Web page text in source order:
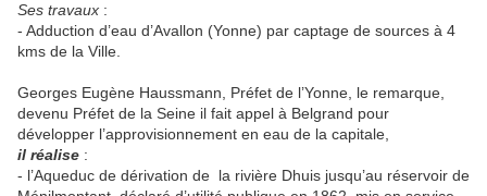
Ses travaux :
- Adduction d’eau d’Avallon (Yonne) par captage de sources à 4
kms de la Ville.
Georges Eugène Haussmann, Préfet de l’Yonne, le remarque,
devenu Préfet de la Seine il fait appel à Belgrand pour
développer l’approvisionnement en eau de la capitale,
il réalise :
- l’Aqueduc de dérivation de la rivière Dhuis jusqu’au réservoir de